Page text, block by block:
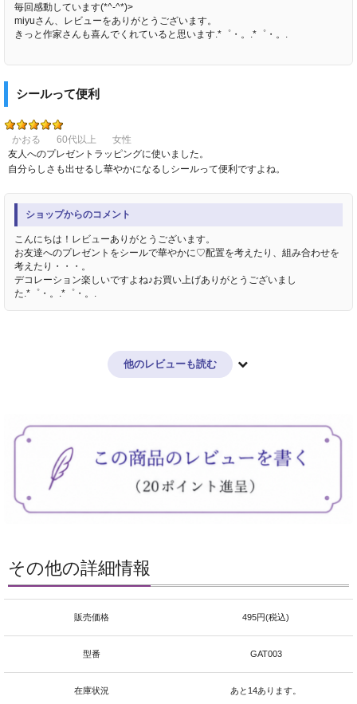
毎回感動しています(*^-^*)>
miyuさん、レビューをありがとうございます。
きっと作家さんも喜んでくれていると思います.*゜・。.*゜・。.
シールって便利
かおる 60代以上
女性
友人へのプレゼントラッピングに使いました。
自分らしさも出せるし華やかになるしシールって便利ですよね。
ショップからのコメント
こんにちは！レビューありがとうございます。
お友達へのプレゼントをシールで華やかに♡配置を考えたり、組み合わせを
考えたり・・・。
デコレーション楽しいですよね♪お買い上げありがとうございまし
た.*゜・。.*゜・。.
他のレビューも読む
その他の詳細情報
販売価格 495円(税込)
型番 GAT003
在庫状況 あと14あります。